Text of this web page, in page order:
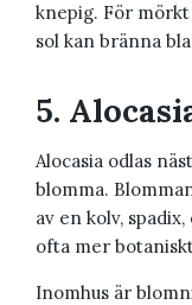
knepig. För
sol kan bränna
5.
Alocasia odlas
blomma.
av en kolv,
ofta mer
Inomhus är